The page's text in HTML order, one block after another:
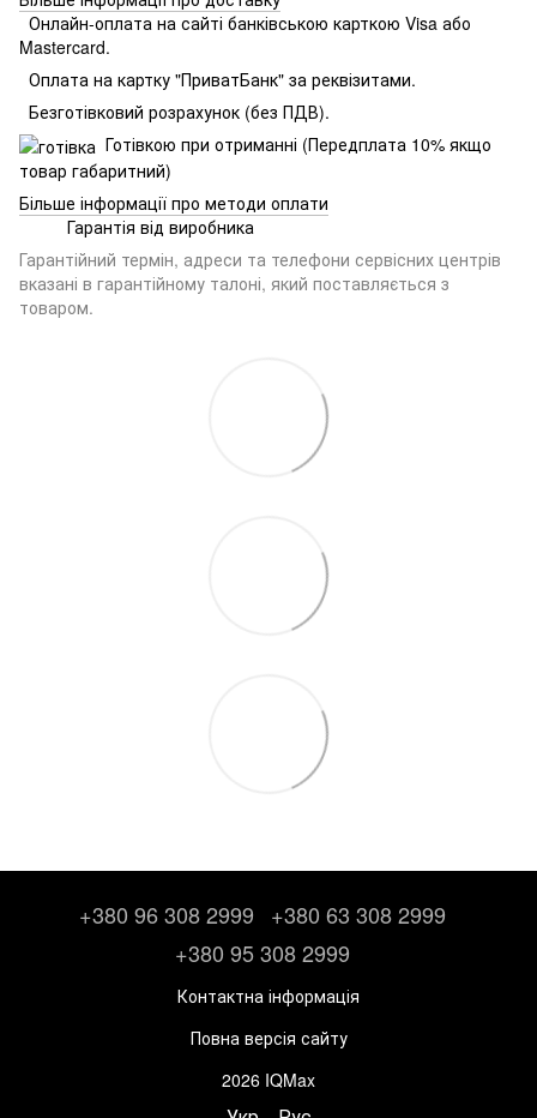
Онлайн-оплата на сайті банківською карткою Visa або
Mastercard.
Оплата на картку "ПриватБанк" за реквізитами.
Безготівковий розрахунок (без ПДВ).
Готівкою при отриманні (Передплата 10% якщо
товар габаритний)
Більше інформації про методи оплати
Гарантія від виробника
Гарантійний термін, адреси та телефони сервісних центрів
вказані в гарантійному талоні, який поставляється з
товаром.
+380 96 308 2999
+380 63 308 2999
+380 95 308 2999
Контактна інформація
Повна версія сайту
2026 IQMax